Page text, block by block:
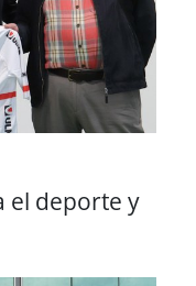
el deporte y